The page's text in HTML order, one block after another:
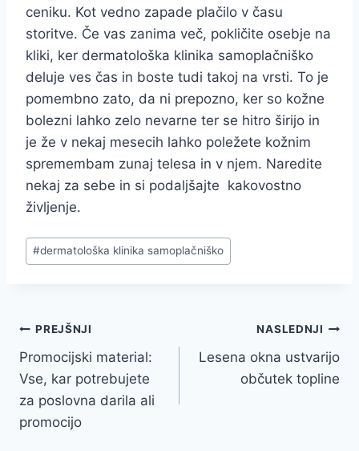
ceniku. Kot vedno zapade plačilo v času
storitve. Če vas zanima več, pokličite osebje na
kliki, ker dermatološka klinika samoplačniško
deluje ves čas in boste tudi takoj na vrsti. To je
pomembno zato, da ni prepozno, ker so kožne
bolezni lahko zelo nevarne ter se hitro širijo in
je že v nekaj mesecih lahko poležete kožnim
spremembam zunaj telesa in v njem. Naredite
nekaj za sebe in si podaljšajte kakovostno
življenje.
Post
Tags:
#dermatološka klinika samoplačniško
Navigacija
prispevka
PREJŠNJI
Promocijski material:
Vse, kar potrebujete
za poslovna darila ali
promocijo
NASLEDNJI
Lesena okna ustvarijo
občutek topline